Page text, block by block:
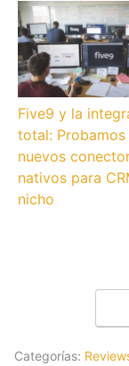
Five9 y la
total: Probamos
nuevos
nativos para
nicho
Categorías: